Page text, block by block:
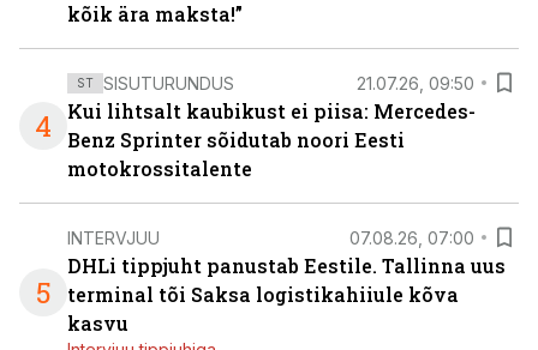
kõik ära maksta!”
4
ST SISUTURUNDUS 21.07.26, 09:50
Kui lihtsalt kaubikust ei piisa: Mercedes-
Benz Sprinter sõidutab noori Eesti
motokrossitalente
5
INTERVJUU 07.08.26, 07:00
DHLi tippjuht panustab Eestile. Tallinna uus
terminal tõi Saksa logistikahiiule kõva
kasvu